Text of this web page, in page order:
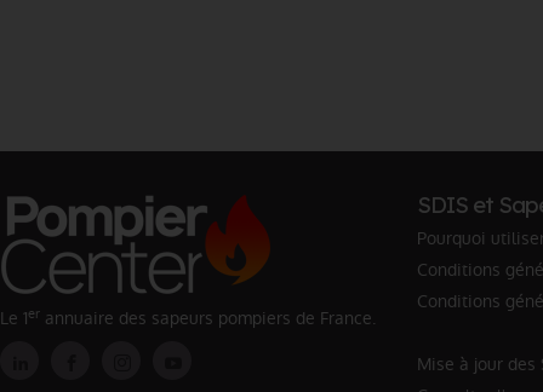
Le 1er annuaire des sapeurs pompiers de France.
SDIS et
Pourquoi
Conditions
Conditions
Mise à jour des